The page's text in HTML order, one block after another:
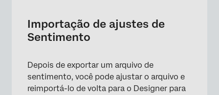
Importação de ajustes de
Sentimento
Depois de exportar um arquivo de
sentimento, você pode ajustar o arquivo e
reimportá-lo de volta para o Designer para